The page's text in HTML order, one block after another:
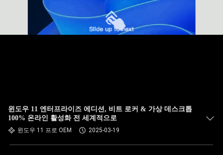
윈도우 11 엔터프라이즈 에디션, 비트 로커 & 가상 데스크톱
100% 온라인 활성화 전 세계적으로
윈도우 11 프로 OEM 2025-03-19